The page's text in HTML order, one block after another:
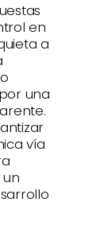
en
a
una
vía